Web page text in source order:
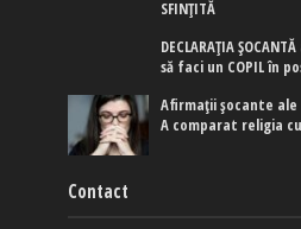
SFINȚITĂ
DECLARAȚIA
să faci un COPIL în
Afirmaţii şocante
A comparat religia
Contact